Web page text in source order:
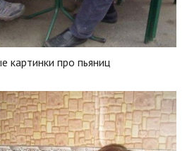
картинки про пьяниц